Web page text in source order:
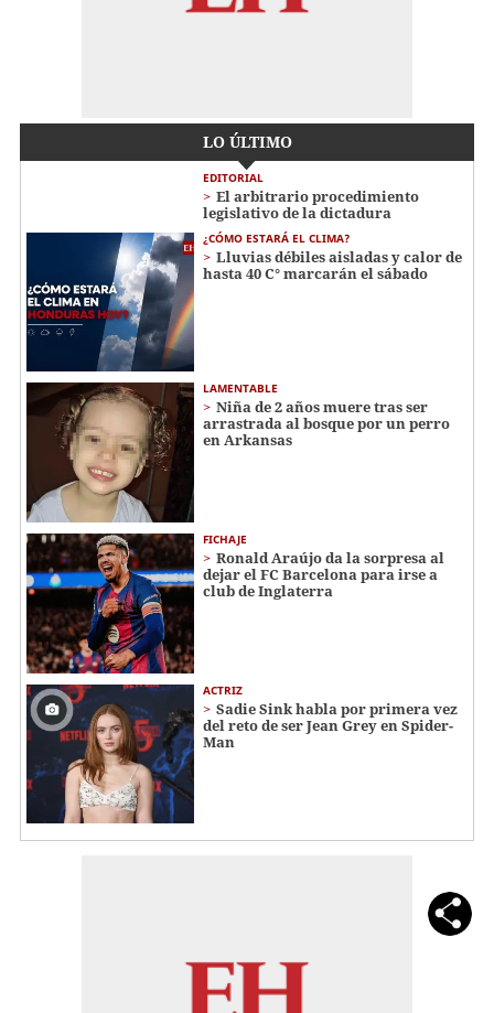
LO ÚLTIMO
EDITORIAL
El arbitrario procedimiento
legislativo de la dictadura
¿CÓMO ESTARÁ EL CLIMA?
Lluvias débiles aisladas y calor de
hasta 40 C° marcarán el sábado
LAMENTABLE
Niña de 2 años muere tras ser
arrastrada al bosque por un perro
en Arkansas
FICHAJE
Ronald Araújo da la sorpresa al
dejar el FC Barcelona para irse a
club de Inglaterra
ACTRIZ
Sadie Sink habla por primera vez
del reto de ser Jean Grey en Spider-
Man